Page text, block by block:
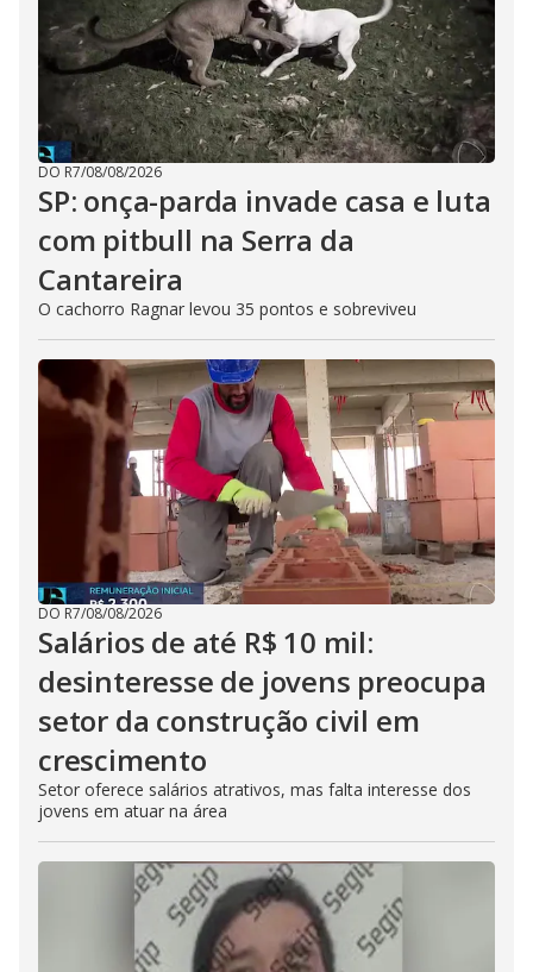
DO R7/08/08/2026
SP: onça-parda invade casa e luta
com pitbull na Serra da
Cantareira
O cachorro Ragnar levou 35 pontos e sobreviveu
DO R7/08/08/2026
Salários de até R$ 10 mil:
desinteresse de jovens preocupa
setor da construção civil em
crescimento
Setor oferece salários atrativos, mas falta interesse dos
jovens em atuar na área